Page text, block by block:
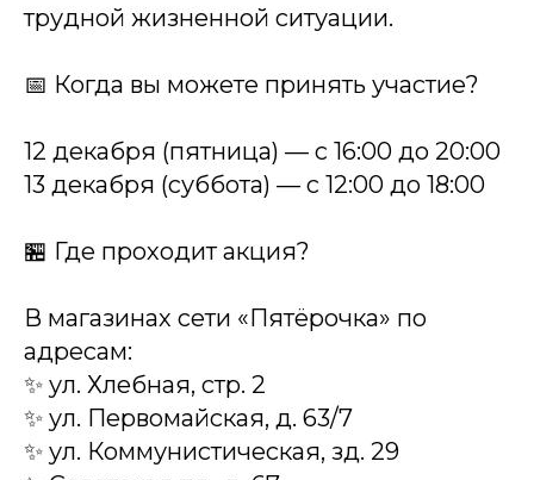
трудной жизненной ситуации.
📅 Когда вы можете принять участие?
12 декабря (пятница) — с 16:00 до 20:00
13 декабря (суббота) — с 12:00 до 18:00
🏪 Где проходит акция?
В магазинах сети «Пятёрочка» по
адресам:
✨ ул. Хлебная, стр. 2
✨ ул. Первомайская, д. 63/7
✨ ул. Коммунистическая, зд. 29